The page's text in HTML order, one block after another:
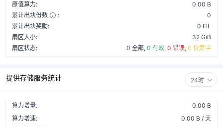
原值算力:
0.00 B
累计出块份数
:
0
累计出块奖励:
0 FIL
扇区大小:
32 GiB
扇区状态:
0 全部, 0 有效, 0 错误, 0 恢复中
提供存储服务统计 24时
算力增量:
0.00 B
算力增速:
0.00 B / 天